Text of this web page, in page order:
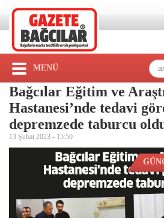
MENÜ
Bağcılar Eğitim ve
Hastanesi’nde tedavi
depremzede taburcu
13 Şubat 2023 - 15:50